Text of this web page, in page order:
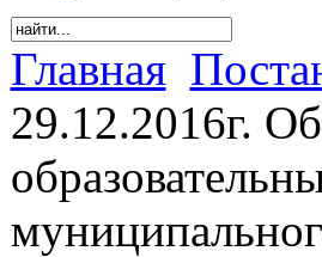
Главная
29.12.2016г.